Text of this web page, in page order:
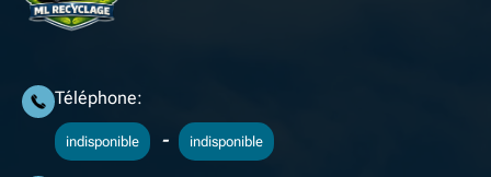
Téléphone:
indisponible - indisponible